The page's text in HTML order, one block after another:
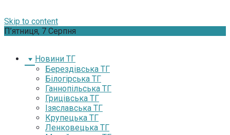
Skip to content
П’ятниця, 7 Серпня
Новини ТГ
Берездівська ТГ
Білогірська ТГ
Ганнопільська ТГ
Грицівська ТГ
Ізяславська ТГ
Крупецька ТГ
Ленковецька ТГ